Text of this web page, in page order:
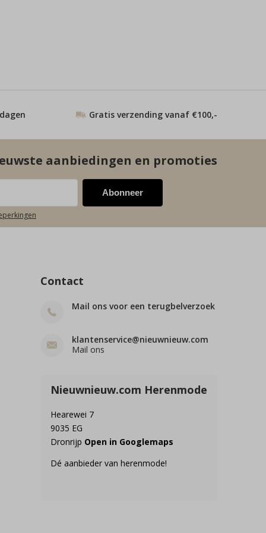
Gratis verzending vanaf €100,-
aanbiedingen en promoties
Abonneer
Contact
Mail ons voor een terugbelverzoek
klantenservice@nieuwnieuw.com
Mail ons
Nieuwnieuw.com Herenmode
Hearewei 7
9035 EG
Dronrijp Open in Googlemaps
Dé aanbieder van herenmode!